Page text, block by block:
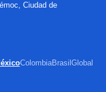
Ciudad de
ColombiaBrasil Global